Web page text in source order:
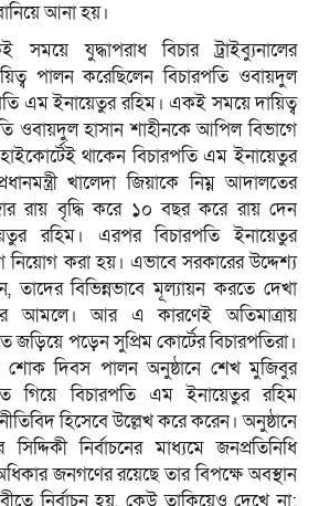
আনা হয়।
যুদ্ধাপরাধ বিচার ট্রাইব্যুনালের
পালন করেছিলেন বিচারপতি ওবায়দুল
এম ইনায়েতুর রহিম। একই সময়ে দায়িত্ব
ওবায়দুল হাসান শাহীনকে আপিল বিভাগে
থাকেন বিচারপতি এম ইনায়েতুর
খালেদা জিয়াকে নিম্ন আদালতের
রায় বৃদ্ধি করে ১০ বছর করে রায় দেন
রহিম। এরপর বিচারপতি ইনায়েতুর
করা হয়। এভাবে সরকারের উদ্দেশ্য
তাদের বিভিন্নভাবে মূল্যায়ন করতে দেখা
আমলে। আর এ কারণেই অতিমাত্রায়
জড়িয়ে পড়েন সুপ্রিম কোর্টের বিচারপতিরা।
দিবস পালন অনুষ্ঠানে শেখ মুজিবুর
গিয়ে বিচারপতি এম ইনায়েতুর রহিম
হিসেবে উল্লেখ করে করেন। অনুষ্ঠানে
নির্বাচনের মাধ্যমে জনপ্রতিনিধি
জনগণের রয়েছে তার বিপক্ষে অবস্থান